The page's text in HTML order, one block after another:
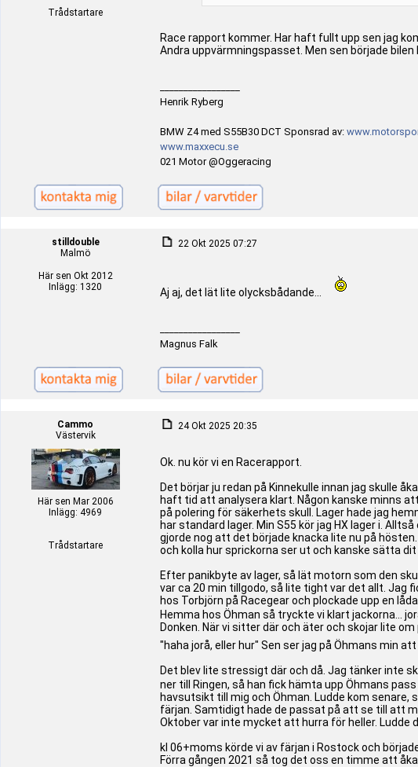
Trådstartare
Race rapport kommer. Har haft fullt upp sen jag
Andra uppvärmningspasset. Men sen började bilen
Henrik Ryberg
BMW Z4 med S55B30 DCT Sponsrad av:
www.maxxecu.se
021 Motor @Oggeracing
stilldouble
Malmö
Här sen Okt 2012
Inlägg: 1320
22 Okt 2025 07:27
Aj aj, det lät lite olycksbådande...
Magnus Falk
Cammo
Västervik
Här sen Mar 2006
Inlägg: 4969
Trådstartare
24 Okt 2025 20:35
Ok. nu kör vi en Racerapport.
Det börjar ju redan på Kinnekulle innan jag skulle
haft tid att analysera klart. Någon kanske minns
på polering för säkerhets skull. Lager hade jag
har standard lager. Min S55 kör jag HX lager i.
gjorde nog att det började knacka lite nu på
och kolla hur sprickorna ser ut och kanske sätta
Efter panikbyte av lager, så lät motorn som den
var ca 20 min tillgodo, så lite tight var det allt. Jag
hos Torbjörn på Racegear och plockade upp en
Hemma hos Öhman så tryckte vi klart jackorna...
Donken. När vi sitter där och äter och skojar lite
"haha jorå, eller hur" Sen ser jag på Öhmans min att
Det blev lite stressigt där och då. Jag tänker inte
ner till Ringen, så han fick hämta upp Öhmans
havsutsikt till mig och Öhman. Ludde kom
färjan. Samtidigt hade de passat på att se till att
Oktober var inte mycket att hurra för heller. Ludde
kl 06+moms körde vi av färjan i Rostock och
Förra gången 2021 så tog det oss en timme att